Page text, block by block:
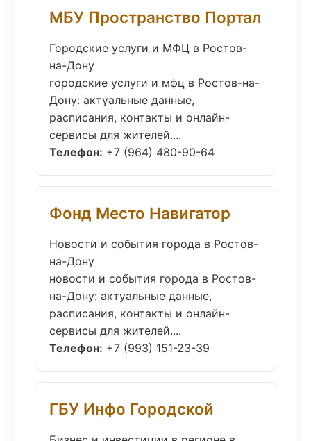
МБУ Пространство Портал
Городские услуги и МФЦ в Ростов-
на-Дону
городские услуги и мфц в Ростов-на-
Дону: актуальные данные,
расписания, контакты и онлайн-
сервисы для жителей....
Телефон: +7 (964) 480-90-64
Фонд Место Навигатор
Новости и события города в Ростов-
на-Дону
новости и события города в Ростов-
на-Дону: актуальные данные,
расписания, контакты и онлайн-
сервисы для жителей....
Телефон: +7 (993) 151-23-39
ГБУ Инфо Городской